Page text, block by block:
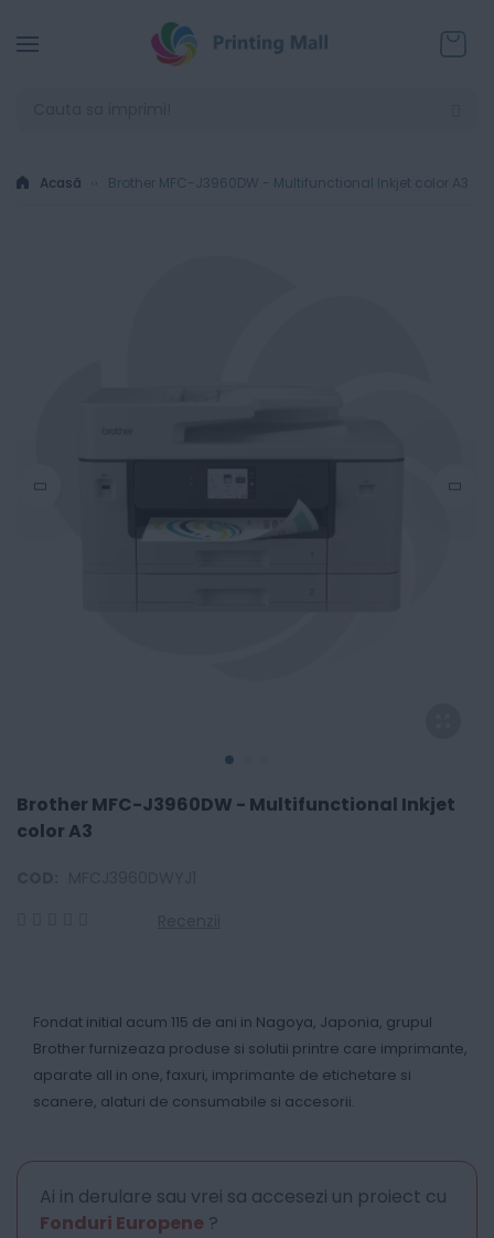
Acasă Brother MFC-J3960DW - Multifunctional Inkjet color A3
Brother MFC-J3960DW - Multifunctional Inkjet
color A3
Fondat initial acum 115 de ani in Nagoya, Japonia, grupul
Brother furnizeaza produse si solutii printre care imprimante,
aparate all in one, faxuri, imprimante de etichetare si
scanere, alaturi de consumabile si accesorii.
Ai in derulare sau vrei sa accesezi un proiect cu
Fonduri Europene ?